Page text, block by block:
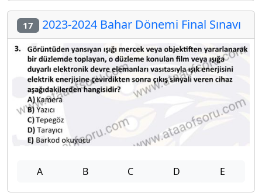
17 2023-2024 Bahar Dönemi Final Sınavı
A B C D E